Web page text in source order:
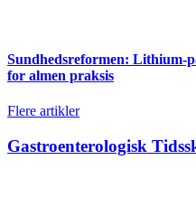
Sundhedsreformen: Lithium-
for almen praksis
Flere artikler
Gastroenterologisk